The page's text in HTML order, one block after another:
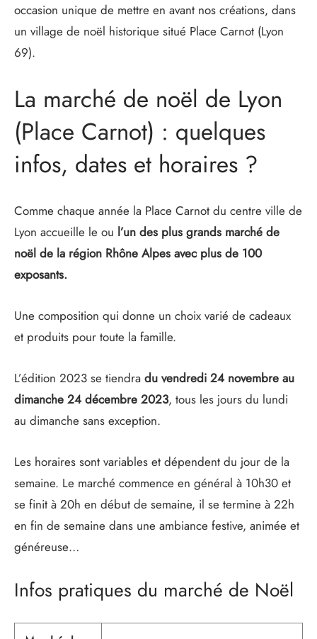
occasion unique de mettre en avant nos créations, dans
un village de noël historique situé Place Carnot (Lyon
69).
La marché de noël de Lyon
(Place Carnot) : quelques
infos, dates et horaires ?
Comme chaque année la Place Carnot du centre ville de
Lyon accueille le ou l’un des plus grands marché de
noël de la région Rhône Alpes avec plus de 100
exposants.
Une composition qui donne un choix varié de cadeaux
et produits pour toute la famille.
L’édition 2023 se tiendra du vendredi 24 novembre au
dimanche 24 décembre 2023, tous les jours du lundi
au dimanche sans exception.
Les horaires sont variables et dépendent du jour de la
semaine. Le marché commence en général à 10h30 et
se finit à 20h en début de semaine, il se termine à 22h
en fin de semaine dans une ambiance festive, animée et
généreuse…
Infos pratiques du marché de Noël